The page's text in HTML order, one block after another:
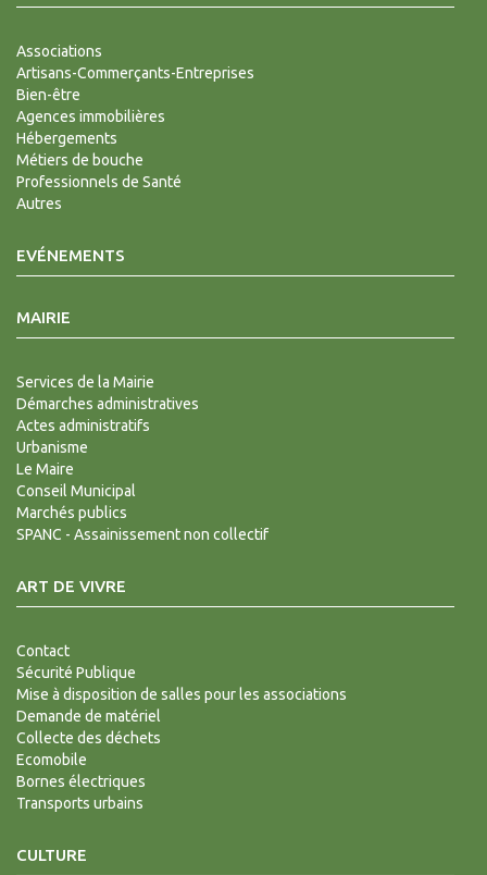
Associations
Artisans-Commerçants-Entreprises
Bien-être
Agences immobilières
Hébergements
Métiers de bouche
Professionnels de Santé
Autres
EVÉNEMENTS
MAIRIE
Services de la Mairie
Démarches administratives
Actes administratifs
Urbanisme
Le Maire
Conseil Municipal
Marchés publics
SPANC - Assainissement non collectif
ART DE VIVRE
Contact
Sécurité Publique
Mise à disposition de salles pour les associations
Demande de matériel
Collecte des déchets
Ecomobile
Bornes électriques
Transports urbains
CULTURE